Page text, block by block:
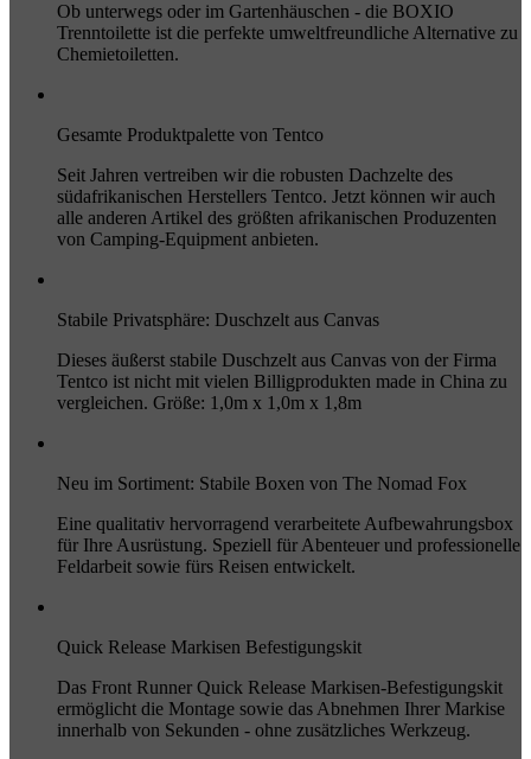
Ob unterwegs oder im Gartenhäuschen - die BOXIO
Trenntoilette ist die perfekte umweltfreundliche Alternative zu
Chemietoiletten.
Gesamte Produktpalette von Tentco
Seit Jahren vertreiben wir die robusten Dachzelte des
südafrikanischen Herstellers Tentco. Jetzt können wir auch
alle anderen Artikel des größten afrikanischen Produzenten
von Camping-Equipment anbieten.
Stabile Privatsphäre: Duschzelt aus Canvas
Dieses äußerst stabile Duschzelt aus Canvas von der Firma
Tentco ist nicht mit vielen Billigprodukten made in China zu
vergleichen. Größe: 1,0m x 1,0m x 1,8m
Neu im Sortiment: Stabile Boxen von The Nomad Fox
Eine qualitativ hervorragend verarbeitete Aufbewahrungsbox
für Ihre Ausrüstung. Speziell für Abenteuer und professionelle
Feldarbeit sowie fürs Reisen entwickelt.
Quick Release Markisen Befestigungskit
Das Front Runner Quick Release Markisen-Befestigungskit
ermöglicht die Montage sowie das Abnehmen Ihrer Markise
innerhalb von Sekunden - ohne zusätzliches Werkzeug.